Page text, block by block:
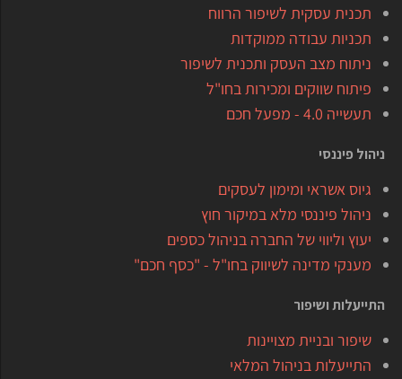
תכנית עסקית לשיפור הרווח
תכניות עבודה ממוקדות
ניתוח מצב העסק ותכנית לשיפור
פיתוח שווקים ומכירות בחו"ל
תעשייה 4.0 - מפעל חכם
ניהול פיננסי
גיוס אשראי ומימון לעסקים
ניהול פיננסי מלא במיקור חוץ
יעוץ וליווי של החברה בניהול כספים
מענקי מדינה לשיווק בחו"ל - "כסף חכם"
התייעלות ושיפור
שיפור ובניית מצויינות
התייעלות בניהול המלאי